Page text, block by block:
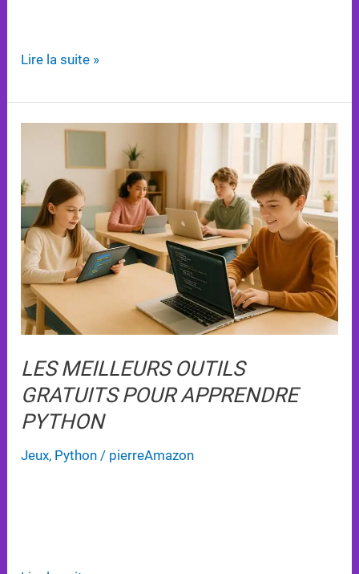
Lire la suite »
LES MEILLEURS OUTILS
GRATUITS POUR APPRENDRE
PYTHON
Jeux, Python / pierreAmazon
Outils
Gratuits
Pour
Apprendre
Python